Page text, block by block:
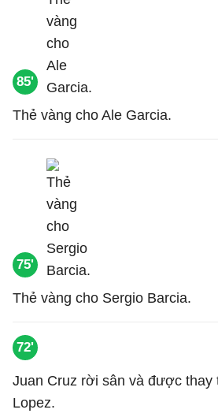
85'
Thẻ vàng cho Ale Garcia.
75'
Thẻ vàng cho Sergio Barcia.
72'
Juan Cruz rời sân và được thay
Lopez.